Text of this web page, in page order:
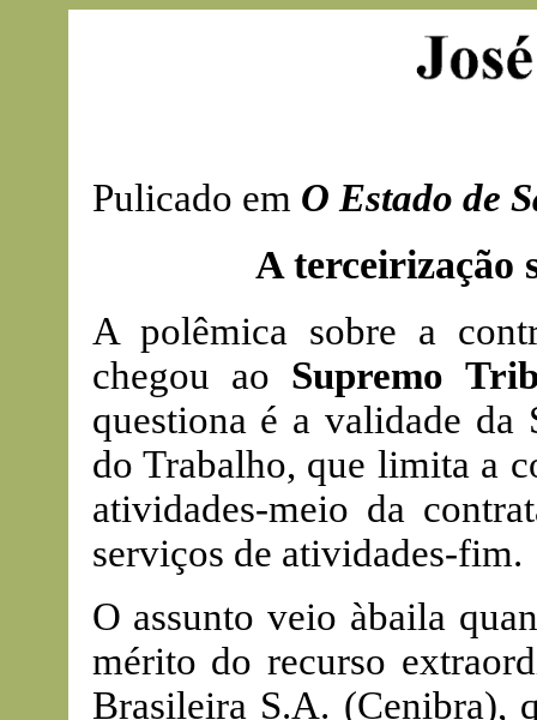
Pulicado em O Estado de
A terceirização
A polêmica sobre a
chegou ao Supremo
questiona é a validade
do Trabalho, que limita a
atividades-meio da
serviços de atividades-fim.
O assunto veio àbaila
mérito do recurso
Brasileira S.A. (Cenibra),